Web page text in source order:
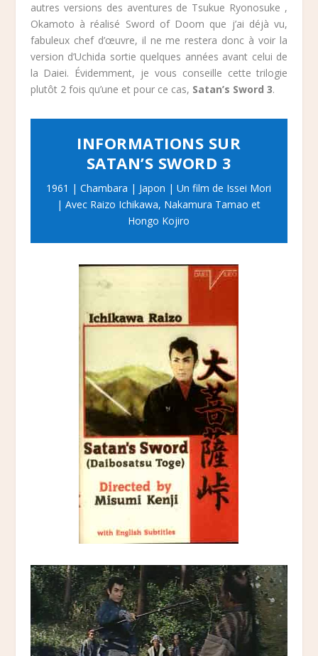
autres versions des aventures de Tsukue Ryonosuke ,
Okamoto à réalisé Sword of Doom que j’ai déjà vu,
fabuleux chef d’œuvre, il ne me restera donc à voir la
version d’Uchida sortie quelques années avant celui de
la Daiei. Évidemment, je vous conseille cette trilogie
plutôt 2 fois qu’une et pour ce cas, Satan’s Sword 3.
INFORMATIONS SUR
SATAN’S SWORD 3
1961 | Chambara | Japon | Un film de Issei Mori
| Avec Raizo Ichikawa, Nakamura Tamao et
Hongo Kojiro